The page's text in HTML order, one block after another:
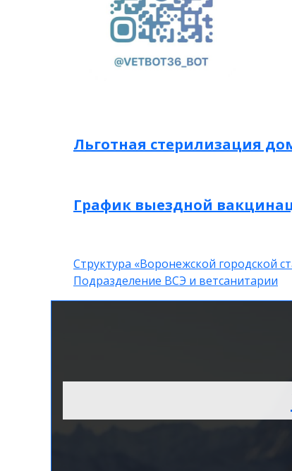
Льготная стерилизация
График выездной
Структура «Воронежской городской
Подразделение ВСЭ и ветсанитарии